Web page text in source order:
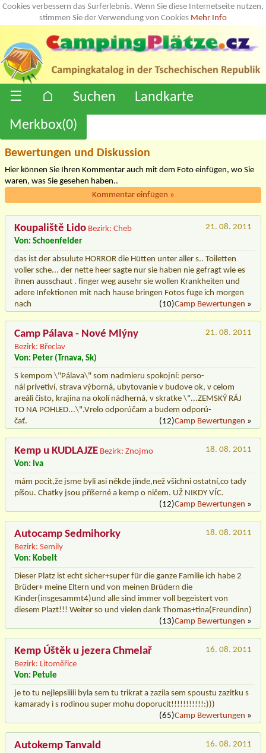
Cookies verbessern das Surferlebnis. Wenn Sie diese Internetseite nutzen,
stimmen Sie der Verwendung von Cookies Mehr Info
☰ ⌂ Suchen
Landkarte
Merkbox(0)
Bewertungen und Diskussion
Hier können Sie Ihren Kommentar auch mit dem Foto einfügen, wo Sie
waren, was Sie gesehen haben..
Kommentar einfügen »
Koupaliště Lido Bezirk: Cheb
21. 08. 2011
Von: Schoenfelder
das ist der absulute HORROR die Hütten unter aller s.. Toiletten
voller sche... der nette heer sagte nur sie haben nie gefragt wie es
ihnen ausschaut . finger weg ausehr sie wollen Krankheiten und
adere Infektionen mit nach hause bringen Fotos füge ich morgen
nach
(10)Camp Bewertungen »
Camp Pálava - Nové Mlýny
Bezirk: Břeclav
21. 08. 2011
Von: Peter (Trnava, Sk)
S kempom \"Pálava\" som nadmieru spokojní: perso-
nál prívetiví, strava výborná, ubytovanie v budove ok, v celom
areáli čisto, krajina na okolí nádherná, v skratke \"...ZEMSKÝ RÁJ
TO NA POHLED...\".Vrelo odporúčam a budem odporú-
čať.
(12)Camp Bewertungen »
Kemp u KUDLAJZE Bezirk: Znojmo
18. 08. 2011
Von: Iva
mám pocit,že jsme byli asi někde jinde,než všichni ostatní,co tady
píšou. Chatky jsou příšerné a kemp o ničem. UŽ NIKDY VÍC.
(12)Camp Bewertungen »
Autocamp Sedmihorky
Bezirk: Semily
18. 08. 2011
Von: Kobelt
Dieser Platz ist echt sicher+super für die ganze Familie ich habe 2
Brüder+ meine Eltern und von meinen Brüdern die
Kinder(insgesammt4)und alle sind immer voll begeistert von
diesem Plazt!!! Weiter so und vielen dank Thomas+tina(Freundinn)
(13)Camp Bewertungen »
Kemp Úštěk u jezera Chmelař
Bezirk: Litoměřice
16. 08. 2011
Von: Petule
je to tu nejlepsiiiii byla sem tu trikrat a zazila sem spoustu zazitku s
kamarady i s rodinou super mohu doporucit!!!!!!!!!!!:)))
(65)Camp Bewertungen »
Autokemp Tanvald 16. 08. 2011